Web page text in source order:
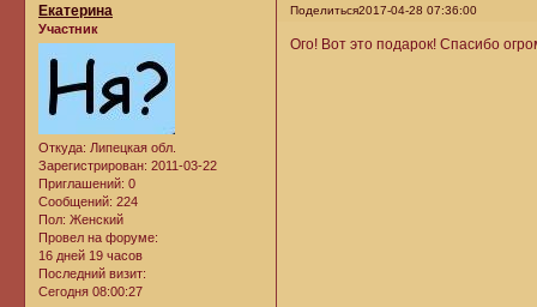
Поделиться2017-04-28 07:36:00
Екатерина
Участник
Откуда: Липецкая обл.
Зарегистрирован: 2011-03-22
Приглашений: 0
Сообщений: 224
Пол: Женский
Провел на форуме:
16 дней 19 часов
Последний визит:
Сегодня 08:00:27
Ого! Вот это подарок! Спасибо